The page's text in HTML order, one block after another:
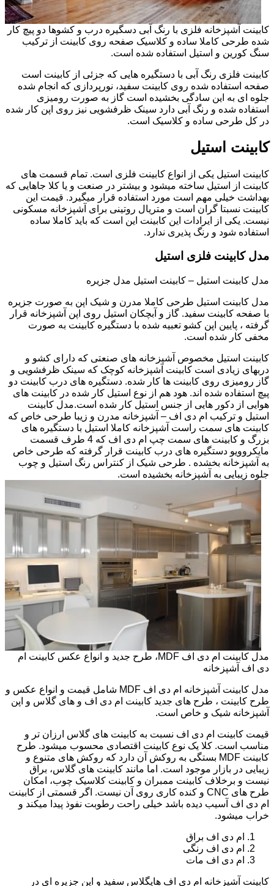
کابینت آشپزخانه فلزی با رنگ آبی دسگیره درب و کشوها دو پیچ کار
شده طرحی کاملا ساده و کلاسیک صفحه روی کابینت از ترکیب
سنگ کورین و استیل استفاده شده است.
کابینت فلزی رنگ آبی با دستگیره هایی که جزئی از کابینت است
صفحه استفاده شده روی کابینت سفید، نورپردازی که انجام شده
جلوه ای به این سادگی بخشیده است گاز به صورت رومیزی
استفاده شده و رنگ آبی دارد سینک ظرفشویی نیز روی اپن کار شده
در کل طرحی ساده و کلاسیک است.
کابینت استیل
کابینت استیل یکی از انواع کابینت فلزی است. تمام قسمت های
کابینت از استیل ساخته میشود و بیشتر در صنعت و یا کلا جاهایی که
بهداشت خیلی مهم است مورد استفاده قرار میگیرد. قیمت این
کابینت نسبتا گران است و متریال روتینی برای آشپزخانه مسکونی
نیست. یکی از ایرادات این کابینت این است که باید کاملا ساده
استفاده شود و رنگ پذیری ندارد.
مدل کابینت فلزی استیل
مدل کابینت استیل – کابینت استیل مدل جزیره
مدل کابینت استیل طرحی کاملا مدرن و شیک اپن به صورت جزیره
با صفحه کابینت سفید. گاز و آبچکان استیل روی اپن آشپزخانه قرار
گرفته ، پایین اپن کشو تعبیه شده با دستگیره کابینت به صورت
مخفی کار شده است.
کابینت استیل مخصوص آشپزخانه های صنعتی که دارای کشو و
دربهای زیادی است کابینت آشپزخانه کوچک که سینک ظرفشویی و
گاز رومیزی روی کابینت ها کار شده. دستگیره های درب کابینت دو
پیچ استفاده شده اند. هود هم از نوع استیل کار شده در کابینت های
هوایی از دکور هایی از جنس استیل کار شده است.مدل کابینت
استیل و ترکیب ام دی اف – آشپزخانه مدرن و زیبا طرحی خاص که
کابینت های سمت راست آشپزخانه کاملا استیل با دستگیره های
بزرگ و کابینت های سمت چپ ام دی اف که 4 طرف قسمت
مایکروویو دستگیره های درب کابینت قرار گرفته که طرحی خاص
به آشپزخانه بخشده . طرحی شیک از کنتراس رنگ استیل و چوب
جلوه زیبایی به آشپزخانه بخشیده است.
مدل کابینت ام دی اف MDF، طرح جدید و انواع عکس کابینت ام
دی اف آشپزخانه
مدل کابینت آشپزخانه ام دی اف MDF شامل قیمت و انواع عکس و
طرح کابینت ، طرح های جدید کابینت ام دی اف و های گلاس و اپن
آشپزخانه شیک و خاص است.
قیمت کابینت ام دی اف نسبت به کابینت های گلاس ارزان تر و
مناسب است. کلا یک نوع کابینت اقتصادی محسوب میشود. طرح
کابینت MDF بستگی به روکش آن دارد که روکش های متنوع و
زیبایی در بازار موجود است. اما مانند کابینت های گلاس، براق
نیست و برخلاف کابینت ممبران و کابینت کلاسیک چوب، امکان
طرح های CNC و کنده کاری روی آن نیست. اگر قسمتی از کابینت
ام دی اف آسیب دیده باشد خیلی راحت رطوبت نفوذ پیدا میکند و
خراب میشود.
ام دی اف براق
ام دی اف رنگی
ام دی اف مات
کابینت آشپزخانه ام دی اف هایگلاس سفید و اپن جزیره ای در